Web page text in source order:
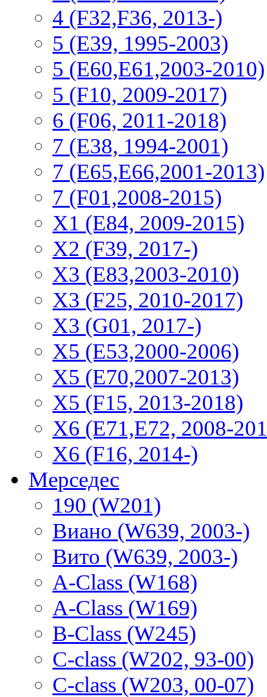
4 (F32,F36, 2013-)
5 (E39, 1995-2003)
5 (E60,E61,2003-2010)
5 (F10, 2009-2017)
6 (F06, 2011-2018)
7 (E38, 1994-2001)
7 (E65,E66,2001-2013)
7 (F01,2008-2015)
X1 (E84, 2009-2015)
Х2 (F39, 2017-)
X3 (E83,2003-2010)
X3 (F25, 2010-2017)
X3 (G01, 2017-)
X5 (E53,2000-2006)
X5 (E70,2007-2013)
X5 (F15, 2013-2018)
X6 (E71,E72, 2008-
X6 (F16, 2014-)
Мерседес
190 (W201)
Виано (W639, 2003-)
Вито (W639, 2003-)
A-Class (W168)
A-Class (W169)
B-Class (W245)
C-class (W202, 93-00)
C-class (W203, 00-07)